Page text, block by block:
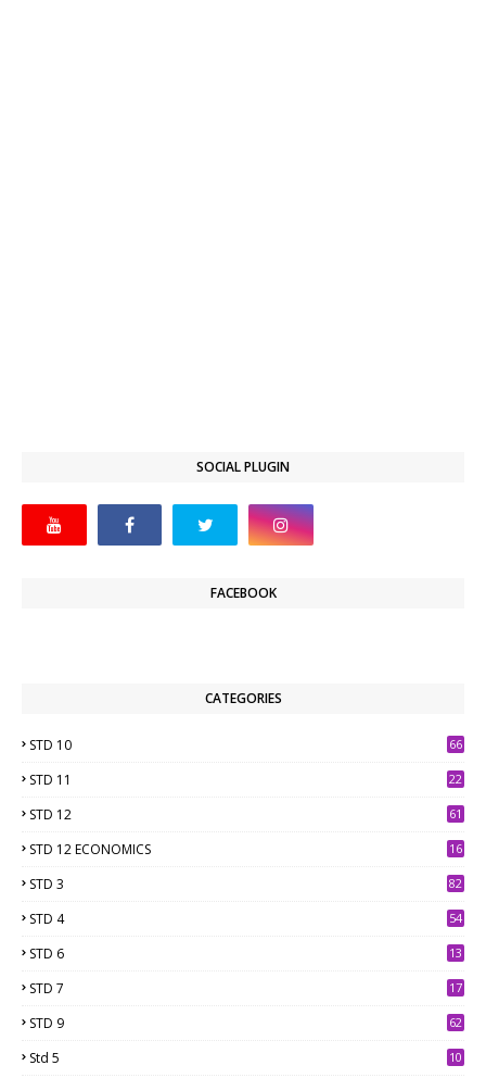
SOCIAL PLUGIN
FACEBOOK
CATEGORIES
STD 10 66
STD 11 22
STD 12 61
STD 12 ECONOMICS 16
STD 3 82
STD 4 54
STD 6
13
STD 7
17
STD 9 62
Std 5
10